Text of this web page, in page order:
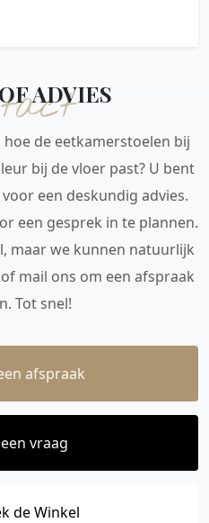
ADVIES
de eetkamerstoelen bij
bij de vloer past? U bent
een deskundig advies.
een gesprek in te plannen.
maar we kunnen natuurlijk
mail ons om een afspraak
Tot snel!
afspraak
vraag
de Winkel